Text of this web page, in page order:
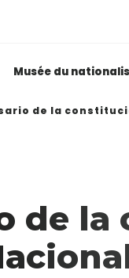
Musée du
respecto
de la
de